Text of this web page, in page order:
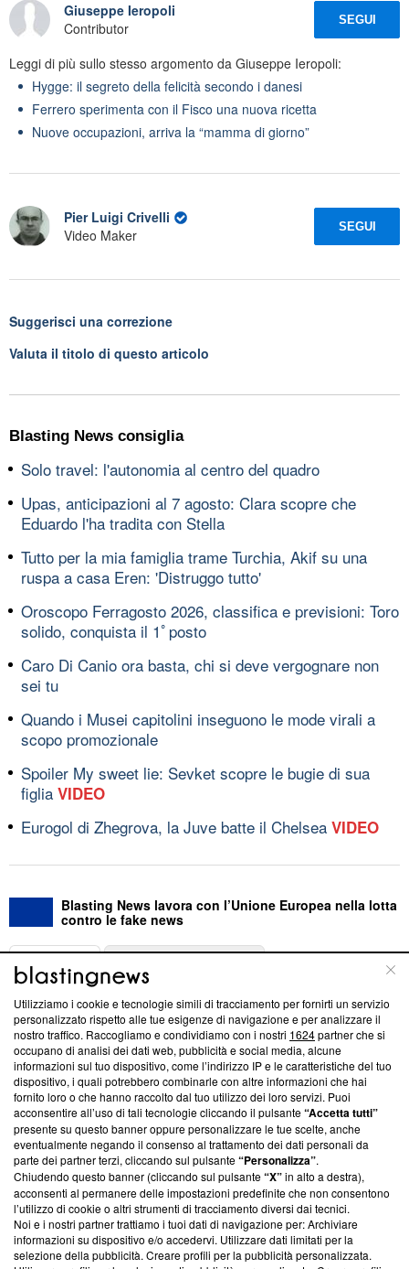
Giuseppe Ieropoli
Contributor
SEGUI
Leggi di più sullo stesso argomento da Giuseppe Ieropoli:
Hygge: il segreto della felicità secondo i danesi
Ferrero sperimenta con il Fisco una nuova ricetta
Nuove occupazioni, arriva la “mamma di giorno”
Pier Luigi Crivelli
Video Maker
SEGUI
Suggerisci una correzione
Valuta il titolo di questo articolo
Blasting News consiglia
Solo travel: l'autonomia al centro del quadro
Upas, anticipazioni al 7 agosto: Clara scopre che
Eduardo l'ha tradita con Stella
Tutto per la mia famiglia trame Turchia, Akif su una
ruspa a casa Eren: 'Distruggo tutto'
Oroscopo Ferragosto 2026, classifica e previsioni: Toro
solido, conquista il 1ﾟposto
Caro Di Canio ora basta, chi si deve vergognare non
sei tu
Quando i Musei capitolini inseguono le mode virali a
scopo promozionale
Spoiler My sweet lie: Sevket scopre le bugie di sua
figlia VIDEO
Eurogol di Zhegrova, la Juve batte il Chelsea VIDEO
Blasting News lavora con l’Unione Europea nella lotta
contro le fake news
ABOUT
Questa sezione offre informazioni trasparenti su Blasting
News, sui nostri processi editoriali e su come ci impegniamo a
creare news di qualità. Inoltre, afferma la nostra aderenza a
‘Trust Project - News with Integrity’Blasting News non è
ancora membro del programma, ma ha richiesto di farne
parte; Trust Project non ha ancora effettuato una verifica di
conformità agli standard.
Su di noi
Team editoriale
Corporate
Redazione
Utilizziamo i cookie e tecnologie simili di tracciamento per fornirti un servizio
personalizzato rispetto alle tue esigenze di navigazione e per analizzare il
nostro traffico. Raccogliamo e condividiamo con i nostri 1624partner che si
occupano di analisi dei dati web, pubblicità e social media, alcune
informazioni sul tuo dispositivo, come l’indirizzo IP e le caratteristiche del tuo
dispositivo, i quali potrebbero combinarle con altre informazioni che hai
fornito loro o che hanno raccolto dal tuo utilizzo dei loro servizi. Puoi
acconsentire all’uso di tali tecnologie cliccando il pulsante“Accetta tutti”
presente su questo banner oppure personalizzare le tue scelte, anche
eventualmente negando il consenso al trattamento dei dati personali da
parte dei partner terzi, cliccando sul pulsante“Personalizza”.
Chiudendo questo banner (cliccando sul pulsante“X”in alto a destra),
acconsenti al permanere delle impostazioni predefinite che non consentono
l’utilizzo di cookie o altri strumenti di tracciamento diversi dai tecnici.
Noi e i nostri partner trattiamo i tuoi dati di navigazione per: Archiviare
informazioni su dispositivo e/o accedervi. Utilizzare dati limitati per la
selezione della pubblicità. Creare profili per la pubblicità personalizzata.